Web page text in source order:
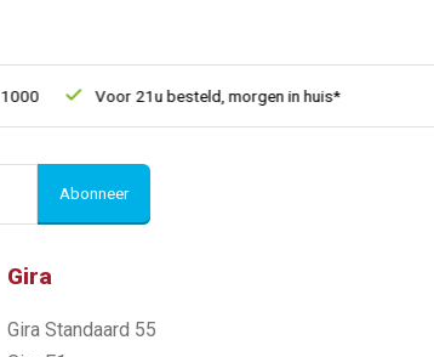
Voor 21u besteld, morgen in huis*
Abonneer
Gira
Gira Standaard 55